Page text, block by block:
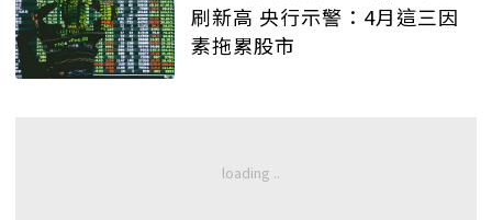
刷新高 央行示警：4月這三因
素拖累股市